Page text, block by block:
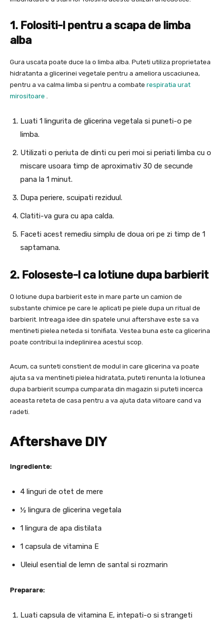
1. Folositi-l pentru a scapa de limba
alba
Gura uscata poate duce la o limba alba. Puteti utiliza proprietatea
hidratanta a glicerinei vegetale pentru a ameliora uscaciunea,
pentru a va calma limba si pentru a combate respiratia urat
mirositoare
Luati 1 lingurita de glicerina vegetala si puneti-o pe
limba.
Utilizati o periuta de dinti cu peri moi si periati limba cu o
miscare usoara timp de aproximativ 30 de secunde
pana la 1 minut.
Dupa periere, scuipati reziduul.
Clatiti-va gura cu apa calda.
Faceti acest remediu simplu de doua ori pe zi timp de 1
saptamana.
2. Foloseste-l ca lotiune dupa barbierit
O lotiune dupa barbierit este in mare parte un camion de
substante chimice pe care le aplicati pe piele dupa un ritual de
barbierit. Intreaga idee din spatele unui aftershave este sa va
mentineti pielea neteda si tonifiata. Vestea buna este ca glicerina
poate contribui la indeplinirea acestui scop.
Acum, ca sunteti constient de modul in care glicerina va poate
ajuta sa va mentineti pielea hidratata, puteti renunta la lotiunea
dupa barbierit scumpa cumparata din magazin si puteti incerca
aceasta reteta de casa pentru a va ajuta data viitoare cand va
radeti.
Aftershave DIY
Ingrediente:
4 linguri de otet de mere
½ lingura de glicerina vegetala
1 lingura de apa distilata
1 capsula de vitamina E
Uleiul esential de lemn de santal si rozmarin
Preparare:
Luati capsula de vitamina E, intepati-o si strangeti